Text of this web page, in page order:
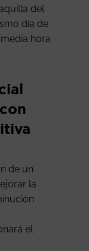
del
día de
hora
de un
la
el